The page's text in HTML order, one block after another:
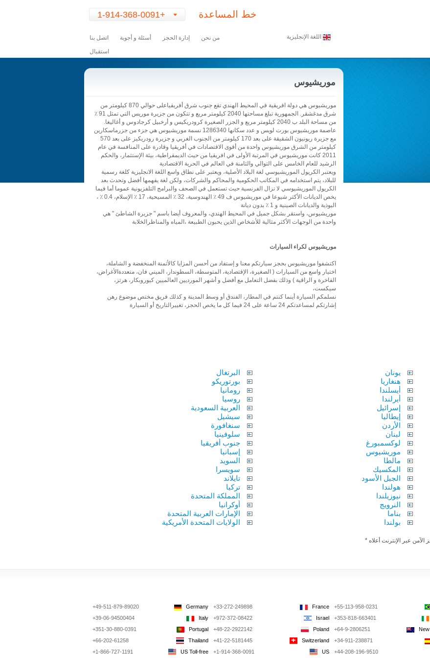
خط المساعدة +1-914-368-0091
Content
for
"arrow_icon"
اتصل بنا أسئلة و أجوبة إدارة الحجز
من نحن
استقبال
اللغة الإنجليزية
موريشيوس
موريشيوس هي دولة افريقية في المحيط الهندي تقع جنوب شرق أفريقياعلى حوالي 870 كيلومتر من
شرق مدغشقر. الجمهورية تبلغ مساحتها 2040 كيلومتر مربع و تتكون من جزيرة موريس التي تمثل 91 ٪
من مساحة البلد ب 2040 كيلومتر مربع و الجزر الصغيرة كرودريكيس و أرخبيل كرجادوس و أغاليغا.
عاصمة موريشيوس بورت لويس و عدد سكانها 1286340 نسمة موريشيوس هي جزء من جزرماسكارين
مع جزيرة ريونيون الشقيقة على بعد 170 كيلومتر من الجنوب الغربي و جزيرة رودريكيز على بعد 570
كيلومتر من الشرق موريشيوس واحدة من أقوى الاقتصادات في أفريقيا وقادرة على المنافسة في عام
2011 كانت موريشيوس في المرتبة الأولى في افريقيا من حيث الديمقراطية، بيئة الإستثمار، والحكم
الرشيد للعام الخامس على التوالي والثامنة في العالم في الحرية الاقتصادية
ويعتبر الكريول الموريشيوسي لغة البلاد الأصلية، ويعتبر على نطاق واسع اللغة الانجليزية كلغة رسمية
للبلاد، يتم استخدامه في المكاتب الحكومية والمحاكم والشركات، ولكن لغة يفهمها أفضل وتحدث بعد
الكريول الموريشيوسي لا تزال الفرنسية حيث تستعمل في الصحف والبرامج التلفزيونية عموما أما فيما
يخص الديانات الأكثر شيوعا في موريشيوس ف 49 ٪ الهندوسية، 32 ٪ المسيحية، 17 ٪ الإسلام، 0.4 ٪ ،
البوذية والديانات الصينية و 1 ٪ بدون ديانة
موريشيوس، واستقر بشكل جميل في المحيط الهندي، والمعروف أيضا باسم " جزيرة الشاطئ " هي
واحدة من الوجهات الأكثر مثالية للأشخاص الذين يحبون الطبيعة ،المياه والمناظرالخلابة
موريشيوس لكراء السيارات
اكتشفوا موريشيوس بحجز سيارتكم معنا و إستفاد من أحسن المزايا كالأثمنة المنخفضة و الشاملة،
اختيار واسع من السيارات ( الصغيرة، الإقتصادية، المتوسطة، السطوندار، الميني فان، متعددةالأغراض،
الفاخرة و الراقية ) وذلك بفضل التعامل مع أفضل و أشهر المورديين العالميين كيوروبكار، هرتز،
سيكست،
نسلمكم السيارة أينما كنتم في المطار، الفندق أو وسط المدينة و كذلك فريق مختص موضوع رهن
إشارتكم لمساعدتكم 24 ساعة على 24 فيما كل ما يخص الحجز، تغييرالتاريخ أو السيارة
يونان
هنغاريا
أيسلندا
أيرلندا
إسرائيل
إيطاليا
الأردن
لبنان
لوكسمبورغ
موريشيوس
مالطا
المكسيك
الجبل الأسود
هولندا
نيوزيلندا
النرويج
بناما
بولندا
البرتغال
بورتوريكو
رومانيا
روسيا
العربية السعودية
سيشيل
سنغافورة
سلوفينيا
جنوب أفريقيا
إسبانيا
السويد
سويسرا
تايلاند
تركيا
المملكة المتحدة
أوكرانيا
الإمارات العربية المتحدة
الولايات المتحدة الأمريكية
عبر الإنترنت أعلاه *
+55-113-958-0231
France
+33-272-249898
Germany
+49-511-879-89020
+353-818-663401
Israel
+972-372-08422
Italy
+39-06-94500404
+64-9-2806251
Poland
+48-22-2922142
Portugal
+351-30-880-0391
+34-911-238871
Switzerland
+41-22-5181445
Thailand
+66-202-61258
+44-208-196-9510
US
+1-914-368-0091
US Toll-free
+1-866-727-1191